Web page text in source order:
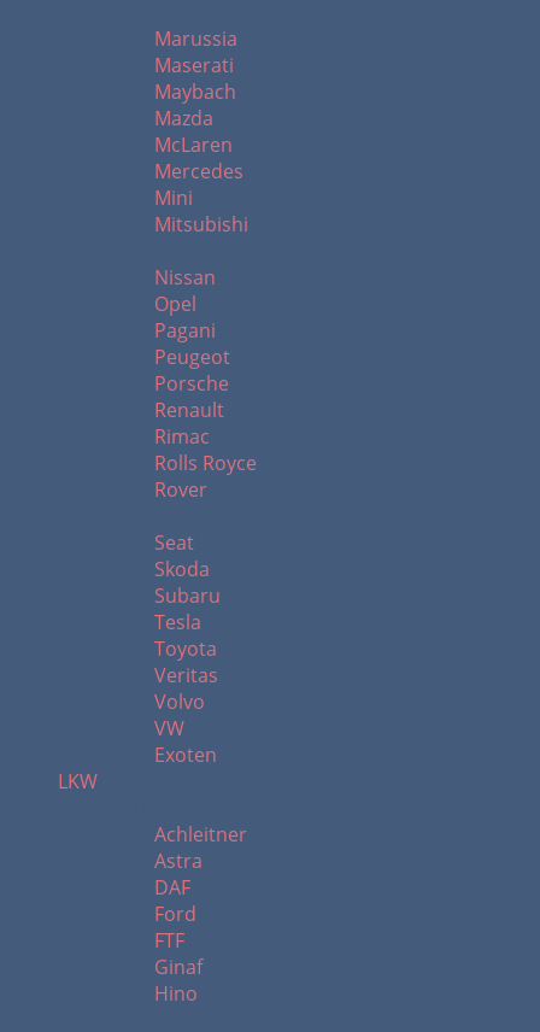
Marussia
Maserati
Maybach
Mazda
McLaren
Mercedes
Mini
Mitsubishi
Nissan
Opel
Pagani
Peugeot
Porsche
Renault
Rimac
Rolls Royce
Rover
Seat
Skoda
Subaru
Tesla
Toyota
Veritas
Volvo
VW
Exoten
LKW
Achleitner
Astra
DAF
Ford
FTF
Ginaf
Hino